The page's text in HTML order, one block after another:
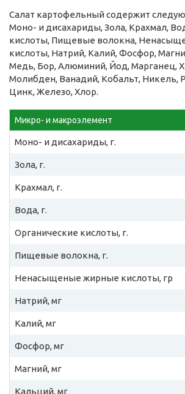
Салат картофельный содержит
Моно- и дисахариды, Зола, Крахмал,
кислоты, Пищевые волокна,
кислоты, Натрий, Калий, Фосфор,
Медь, Бор, Алюминий, Йод, Марганец,
Молибден, Ванадий, Кобальт, Никель,
Цинк, Железо, Хлор.
Микро- и макроэлемент
Моно- и дисахариды, г.
Зола, г.
Крахмал, г.
Вода, г.
Органические кислоты, г.
Пищевые волокна, г.
Ненасыщеные жирные кислоты, гр
Натрий, мг
Калий, мг
Фосфор, мг
Магний, мг
Кальций, мг